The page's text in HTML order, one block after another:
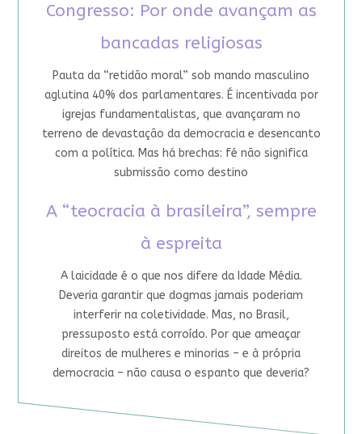
Congresso: Por onde avançam as
bancadas religiosas
Pauta da “retidão moral” sob mando masculino
aglutina 40% dos parlamentares. É incentivada por
igrejas fundamentalistas, que avançaram no
terreno de devastação da democracia e desencanto
com a política. Mas há brechas: fé não significa
submissão como destino
A “teocracia à brasileira”, sempre
à espreita
A laicidade é o que nos difere da Idade Média.
Deveria garantir que dogmas jamais poderiam
interferir na coletividade. Mas, no Brasil,
pressuposto está corroído. Por que ameaçar
direitos de mulheres e minorias – e à própria
democracia – não causa o espanto que deveria?